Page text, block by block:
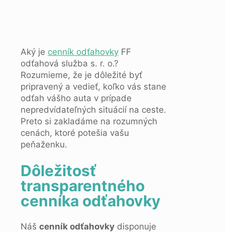
Aký je cenník odťahovky FF
odťahová služba s. r. o.?
Rozumieme, že je dôležité byť
pripravený a vedieť, koľko vás stane
odťah vášho auta v prípade
nepredvídateľných situácií na ceste.
Preto si zakladáme na rozumných
cenách, ktoré potešia vašu
peňaženku.
Dôležitosť
transparentného
cenníka odťahovky
Náš cenník odťahovky disponuje